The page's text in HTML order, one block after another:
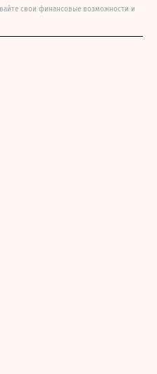
свои финансовые возможности и